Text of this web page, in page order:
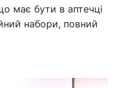
має бути в аптечці
набори, повний